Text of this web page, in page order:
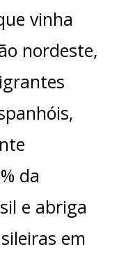
vinha
nordeste,
da
e abriga
em